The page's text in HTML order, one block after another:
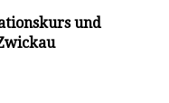
und